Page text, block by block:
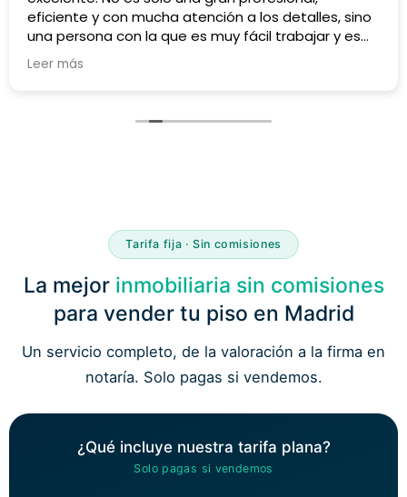
eficiente y con mucha atención a los detalles, sino
una persona con la que es muy fácil trabajar y es
capaz de adaptarse a cualquier reto que va
surgiendo (en esas situaciones es donde se ve la
Leer más
Tarifa fija · Sin comisiones
La mejor inmobiliaria sin comisiones
para vender tu piso en Madrid
Un servicio completo, de la valoración a la firma en
notaría. Solo pagas si vendemos.
¿Qué incluye nuestra tarifa plana?
Solo pagas si vendemos